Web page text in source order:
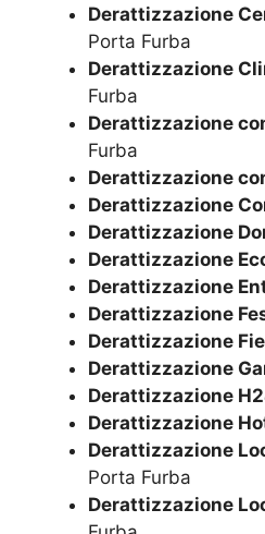
Derattizzazione
Porta Furba
Derattizzazione
Furba
Derattizzazione
Furba
Derattizzazione
Derattizzazione
Derattizzazione
Derattizzazione
Derattizzazione
Derattizzazione
Derattizzazione
Derattizzazione
Derattizzazione
Derattizzazione
Derattizzazione
Porta Furba
Derattizzazione